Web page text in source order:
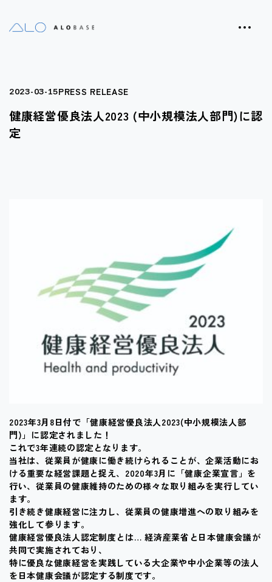
2023-03-15PRESS RELEASE
健康経営優良法人2023 (中小規模法人部門)に認
定
2023年3月8日付で「健康経営優良法人2023(中小規模法人部
門)」に認定されました！
これで3年連続の認定となります。
当社は、従業員が健康に働き続けられることが、企業活動にお
ける重要な経営課題と捉え、2020年3月に「健康企業宣言」を
行い、従業員の健康維持のための様々な取り組みを実行してい
ます。
引き続き健康経営に注力し、従業員の健康増進への取り組みを
強化して参ります。
健康経営優良法人認定制度とは… 経済産業省と日本健康会議が
共同で実施されており、
特に優良な健康経営を実践している大企業や中小企業等の法人
を日本健康会議が認定する制度です。